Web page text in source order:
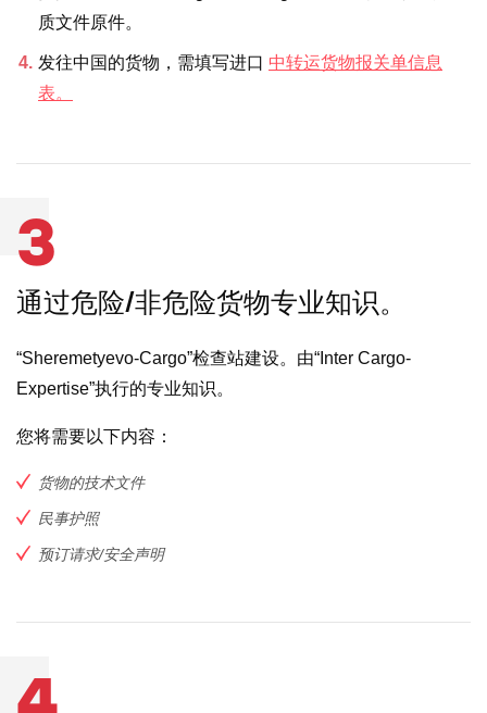
质文件原件。
发往中国的货物，需填写进口 中转运货物报关单信息
表。
3
通过危险/非危险货物专业知识。
“Sheremetyevo-Cargo”检查站建设。由“Inter Cargo-
Expertise”执行的专业知识。
您将需要以下内容：
货物的技术文件
民事护照
预订请求/安全声明